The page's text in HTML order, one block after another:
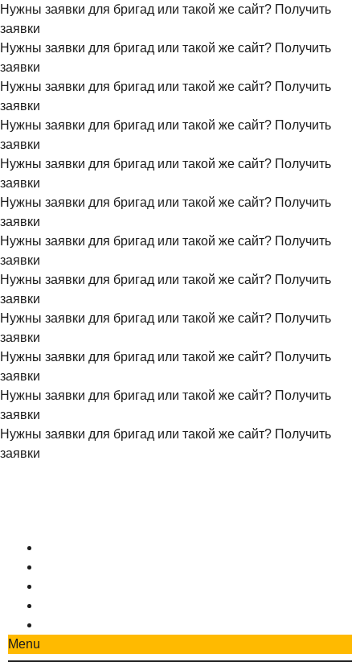
Нужны заявки для бригад или такой же сайт? Получить
заявки
Нужны заявки для бригад или такой же сайт? Получить
заявки
Нужны заявки для бригад или такой же сайт? Получить
заявки
Нужны заявки для бригад или такой же сайт? Получить
заявки
Нужны заявки для бригад или такой же сайт? Получить
заявки
Нужны заявки для бригад или такой же сайт? Получить
заявки
Нужны заявки для бригад или такой же сайт? Получить
заявки
Нужны заявки для бригад или такой же сайт? Получить
заявки
Нужны заявки для бригад или такой же сайт? Получить
заявки
Нужны заявки для бригад или такой же сайт? Получить
заявки
Нужны заявки для бригад или такой же сайт? Получить
заявки
Нужны заявки для бригад или такой же сайт? Получить
заявки
Menu